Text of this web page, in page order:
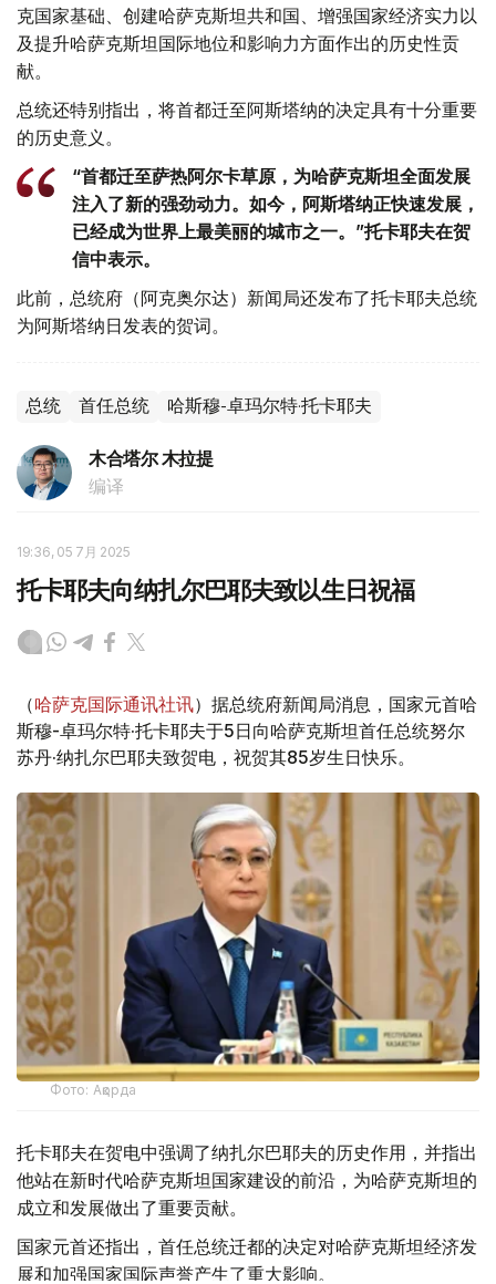
克国家基础、创建哈萨克斯坦共和国、增强国家经济实力以
及提升哈萨克斯坦国际地位和影响力方面作出的历史性贡
献。
总统还特别指出，将首都迁至阿斯塔纳的决定具有十分重要
的历史意义。
“首都迁至萨热阿尔卡草原，为哈萨克斯坦全面发展
注入了新的强劲动力。如今，阿斯塔纳正快速发展，
已经成为世界上最美丽的城市之一。”托卡耶夫在贺
信中表示。
此前，总统府（阿克奥尔达）新闻局还发布了托卡耶夫总统
为阿斯塔纳日发表的贺词。
总统 首任总统 哈斯穆-卓玛尔特·托卡耶夫
木合塔尔 木拉提
编译
19:36, 05 7月 2025
托卡耶夫向纳扎尔巴耶夫致以生日祝福
（哈萨克国际通讯社讯）据总统府新闻局消息，国家元首哈
斯穆-卓玛尔特·托卡耶夫于5日向哈萨克斯坦首任总统努尔
苏丹·纳扎尔巴耶夫致贺电，祝贺其85岁生日快乐。
Фото: Ақорда
托卡耶夫在贺电中强调了纳扎尔巴耶夫的历史作用，并指出
他站在新时代哈萨克斯坦国家建设的前沿，为哈萨克斯坦的
成立和发展做出了重要贡献。
国家元首还指出，首任总统迁都的决定对哈萨克斯坦经济发
展和加强国家国际声誉产生了重大影响。